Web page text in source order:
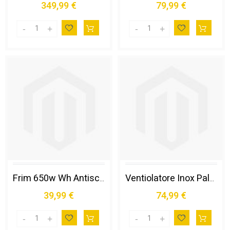
349,99 € 79,99 €
Frim 650w Wh Antischizzo Inox
39,99 €
Ventiolatore Inox Pala 40 Cm
74,99 €